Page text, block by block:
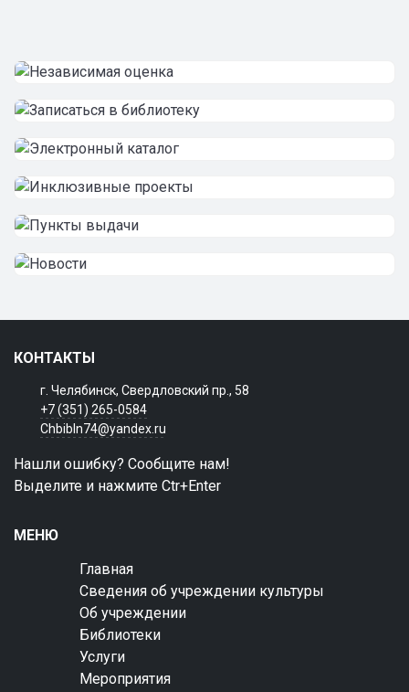
КОНТАКТЫ
г. Челябинск, Свердловский пр., 58
+7 (351) 265-0584
Chbibln74@yandex.ru
Нашли ошибку? Сообщите нам!
Выделите и нажмите Ctr+Enter
МЕНЮ
Главная
Сведения об учреждении культуры
Об учреждении
Библиотеки
Услуги
Мероприятия